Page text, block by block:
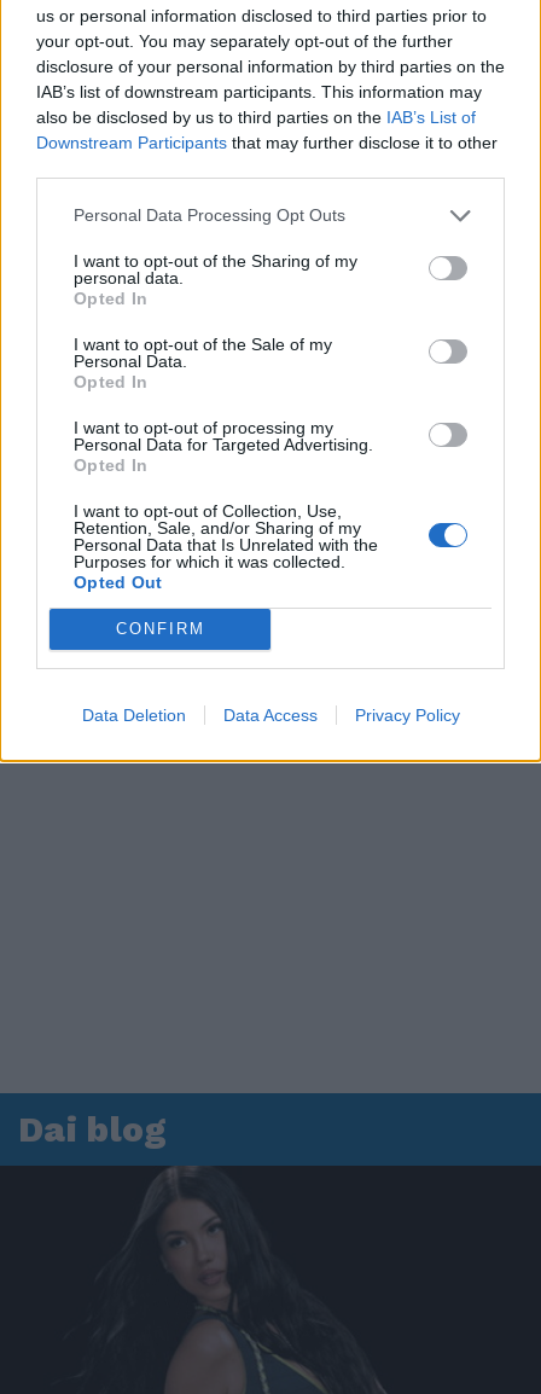
us or personal information disclosed to third parties prior to
your opt-out. You may separately opt-out of the further
disclosure of your personal information by third parties on the
IAB’s list of downstream participants. This information may
also be disclosed by us to third parties on the IAB’s List of
Downstream Participants that may further disclose it to other
Personal Data Processing Opt Outs
I want to opt-out of the Sharing of my
personal data.
Opted In
I want to opt-out of the Sale of my
Personal Data.
Opted In
I want to opt-out of processing my
Personal Data for Targeted Advertising.
Opted In
I want to opt-out of Collection, Use,
Retention, Sale, and/or Sharing of my
Personal Data that Is Unrelated with the
Purposes for which it was collected.
Opted Out
CONFIRM
Data Deletion Data Access Privacy Policy
00:00 01:16
Leonardo Maria Del Vecchio dall'ex compagna
in ospedale. Le dichiarazioni ai giornalisti
Dai blog